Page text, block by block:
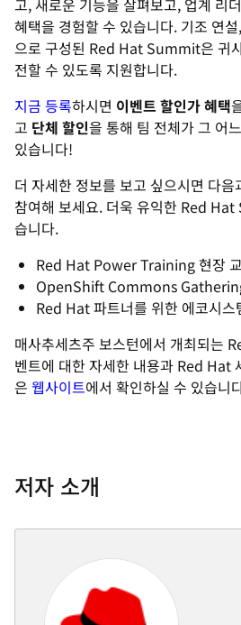
고, 새로운 기능을 살펴보고, 업계 리
혜택을 경험할 수 있습니다. 기조 연
으로 구성된 Red Hat Summit은 귀
전할 수 있도록 지원합니다.
지금 등록하시면 이벤트 할인가 혜택
고 단체 할인을 통해 팀 전체가 그 어
있습니다!
더 자세한 정보를 보고 싶으시면 다
참여해 보세요. 더욱 유익한 Red
습니다.
Red Hat Power Training 현장
OpenShift Commons
Red Hat 파트너를 위한 에코시스
매사추세츠주 보스턴에서 개최되는
벤트에 대한 자세한 내용과 Red Hat
은 웹사이트에서 확인하실 수 있습니
저자 소개